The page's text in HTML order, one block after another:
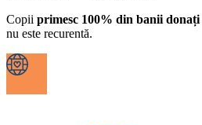
Copii primesc 100% din banii donați
nu este recurentă.